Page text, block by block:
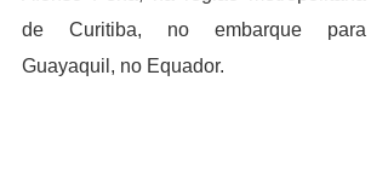
de Curitiba, no embarque para
Guayaquil, no Equador.